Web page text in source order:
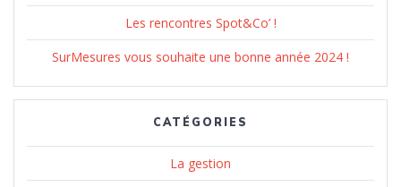
Les rencontres Spot&Co’ !
SurMesures vous souhaite une bonne année 2024 !
CATÉGORIES
La gestion